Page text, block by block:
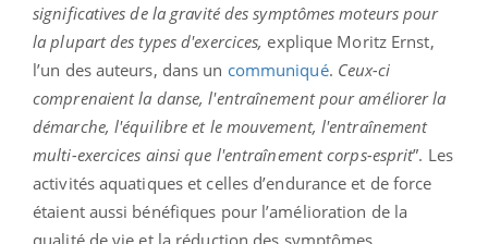
significatives de la gravité des symptômes moteurs pour
la plupart des types d'exercices, explique Moritz Ernst,
l’un des auteurs, dans un communiqué. Ceux-ci
comprenaient la danse, l'entraînement pour améliorer la
démarche, l'équilibre et le mouvement, l'entraînement
multi-exercices ainsi que l'entraînement corps-esprit”. Les
activités aquatiques et celles d’endurance et de force
étaient aussi bénéfiques pour l’amélioration de la
qualité de vie et la réduction des symptômes.